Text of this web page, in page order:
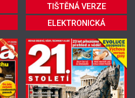
TIŠTĚNÁ VERZE
ELEKTRONICKÁ